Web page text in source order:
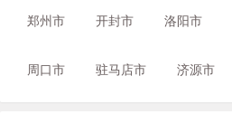
郑州市 开封市 洛阳市
周口市 驻马店市 济源市